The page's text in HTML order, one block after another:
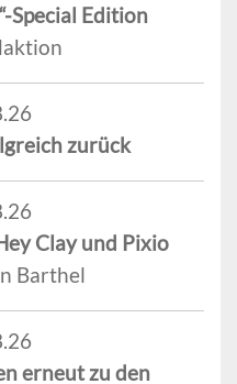
Special Edition
zurück
Clay und Pixio
Barthel
erneut zu den